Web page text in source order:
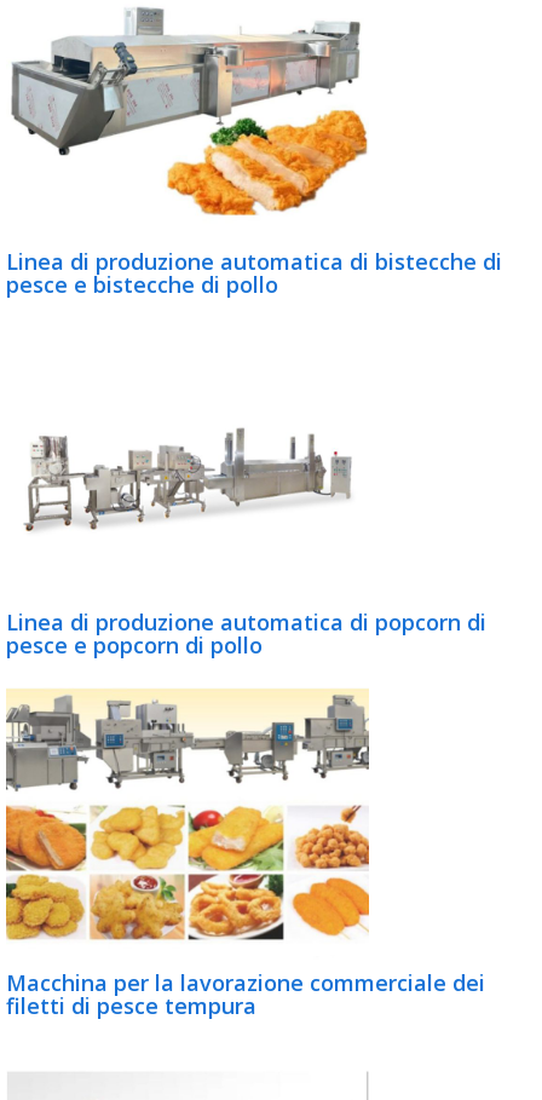
Linea di produzione automatica di bistecche di
pesce e bistecche di pollo
Linea di produzione automatica di popcorn di
pesce e popcorn di pollo
Macchina per la lavorazione commerciale dei
filetti di pesce tempura